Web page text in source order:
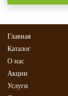
Главная
Каталог
О нас
Акции
Услуги